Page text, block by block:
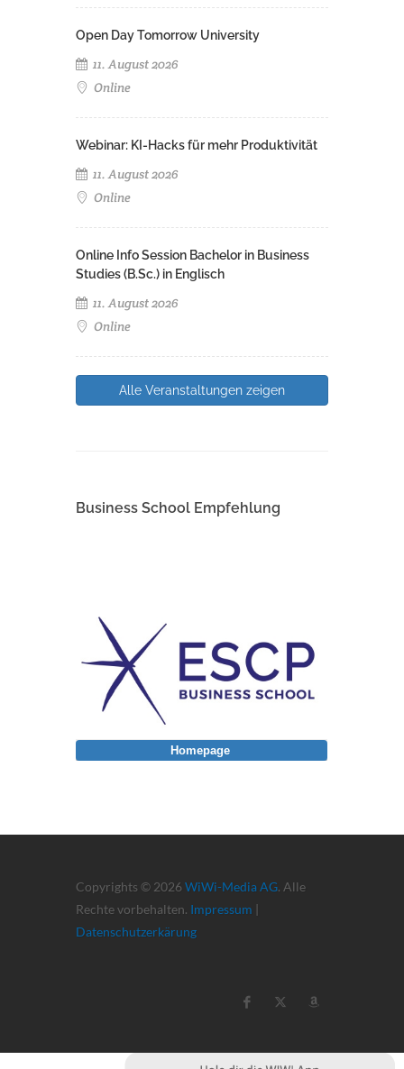
Open Day Tomorrow University
11. August 2026
Online
Webinar: KI-Hacks für mehr Produktivität
11. August 2026
Online
Online Info Session Bachelor in Business
Studies (B.Sc.) in Englisch
11. August 2026
Online
Alle Veranstaltungen zeigen
Business School Empfehlung
Copyrights © 2026 WiWi-Media AG. Alle
Rechte vorbehalten. Impressum |
Datenschutzerkärung
Homepage